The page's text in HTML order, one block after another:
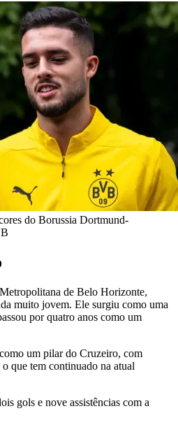
do Borussia Dortmund-
de Belo Horizonte,
muito jovem. Ele surgiu como uma
por quatro anos como um
um pilar do Cruzeiro, com
que tem continuado na atual
gols e nove assistências com a